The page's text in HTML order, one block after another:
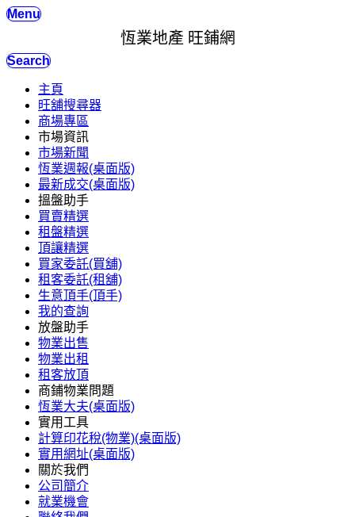
Menu
恆業地產 旺鋪網
Search
主頁
旺舖搜尋器
商場專區
市場資訊
市場新聞
恆業週報(桌面版)
最新成交(桌面版)
搵盤助手
買賣精選
租盤精選
頂讓精選
買家委託(買舖)
租客委託(租舖)
生意頂手(頂手)
我的查詢
放盤助手
物業出售
物業出租
租客放頂
商鋪物業問題
恆業大夫(桌面版)
實用工具
計算印花稅(物業)(桌面版)
實用網址(桌面版)
關於我們
公司簡介
就業機會